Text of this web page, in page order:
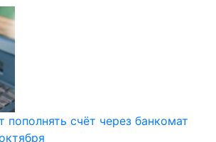
пополнять счёт через банкомат